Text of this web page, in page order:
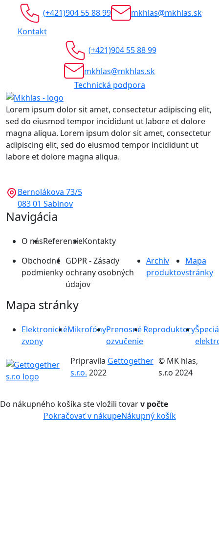
(+421)904 55 88 99
mkhlas@mkhlas.sk
Kontakt
(+421)904 55 88 99
mkhlas@mkhlas.sk
Technická podpora
Lorem ipsum dolor sit amet, consectetur adipiscing elit,
sed do eiusmod tempor incididunt ut labore et dolore
magna aliqua. Lorem ipsum dolor sit amet, consectetur
adipiscing elit, sed do eiusmod tempor incididunt ut
labore et dolore magna aliqua.
Bernolákova 73/5
083 01 Sabinov
Navigácia
O násReferencieKontakty
Obchodné
podmienky
GDPR - Zásady
ochrany osobných
údajov
Archív
produktov
Mapa
stránky
Mapa stránky
Elektronické
zvony
MikrofónyPrenosné
ozvučenie
Reproduktory
Pripravila Gettogether
s.r.o. 2022
© MK hlas,
s.r.o 2024
Do nákupného košíka ste vložili tovarv počte
Pokračovať v nákupeNákupný košík